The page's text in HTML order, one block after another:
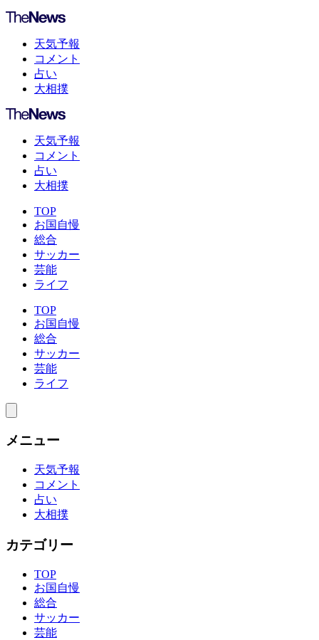
天気予報
コメント
占い
大相撲
天気予報
コメント
占い
大相撲
TOP
お国自慢
総合
サッカー
芸能
ライフ
TOP
お国自慢
総合
サッカー
芸能
ライフ
メニュー
天気予報
コメント
占い
大相撲
カテゴリー
TOP
お国自慢
総合
サッカー
芸能